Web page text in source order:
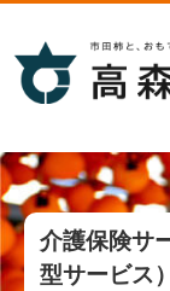
介護保険サ
型サービス）